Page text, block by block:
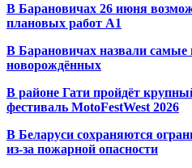
В Барановичах 26 июня
плановых работ A1
В Барановичах назвали
новорождённых
В районе Гати пройдёт
фестиваль MotoFestWest 2026
В Беларуси сохраняются
из-за пожарной опасности